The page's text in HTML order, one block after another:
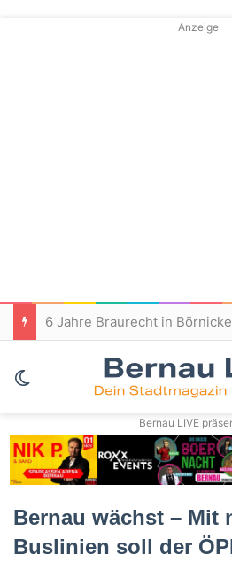
Anzeige
Skin umschalten
Bernau LIVE
Bernau wächst – Mit
Buslinien soll der